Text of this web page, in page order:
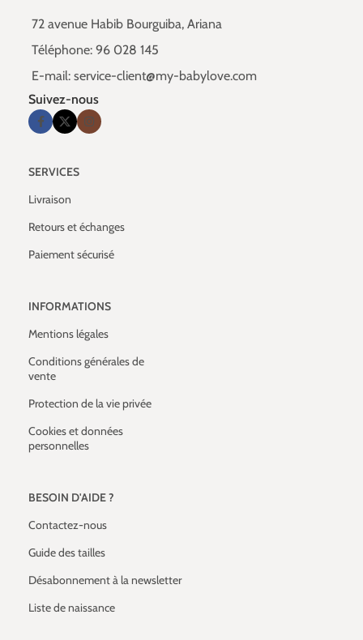
72 avenue Habib Bourguiba, Ariana
Téléphone: 96 028 145
E-mail: service-client@my-babylove.com
Suivez-nous
SERVICES
Livraison
Retours et échanges
Paiement sécurisé
INFORMATIONS
Mentions légales
Conditions générales de
vente
Protection de la vie privée
Cookies et données
personnelles
BESOIN D'AIDE ?
Contactez-nous
Guide des tailles
Désabonnement à la newsletter
Liste de naissance